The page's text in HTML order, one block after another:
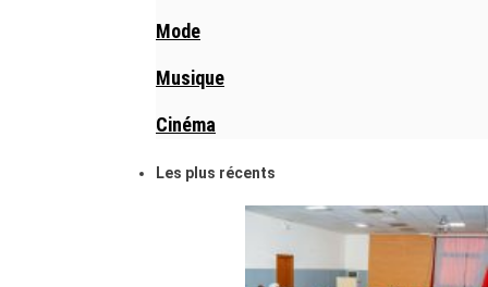
Mode
Musique
Cinéma
Les plus récents